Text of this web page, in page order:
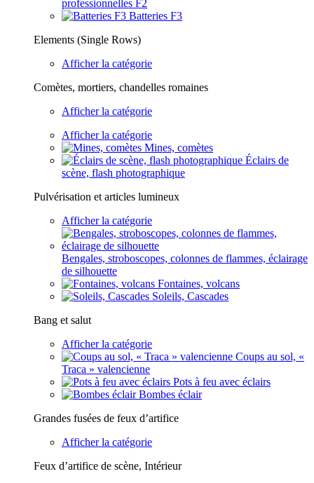
professionnelles F2
Batteries F3
Elements (Single Rows)
Afficher la catégorie
Comètes, mortiers, chandelles romaines
Afficher la catégorie
Afficher la catégorie
Mines, comètes
Éclairs de
scène, flash photographique
Pulvérisation et articles lumineux
Afficher la catégorie
Bengales, stroboscopes, colonnes de flammes, éclairage
de silhouette
Fontaines, volcans
Soleils, Cascades
Bang et salut
Afficher la catégorie
Coups au sol, «
Traca » valencienne
Pots à feu avec éclairs
Bombes éclair
Grandes fusées de feux d’artifice
Afficher la catégorie
Feux d’artifice de scène, Intérieur